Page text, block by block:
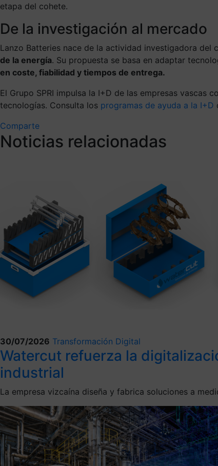
etapa del cohete.
De la investigación al mercado
Lanzo Batteries nace de la actividad investigadora del
de la energía. Su propuesta se basa en adaptar
en coste, fiabilidad y tiempos de entrega.
El Grupo SPRI impulsa la I+D de las empresas
tecnologías. Consulta los programas de ayuda a la I+D
Comparte
Noticias relacionadas
30/07/2026 Transformación Digital
Watercut refuerza la
industrial
La empresa vizcaína diseña y fabrica soluciones a